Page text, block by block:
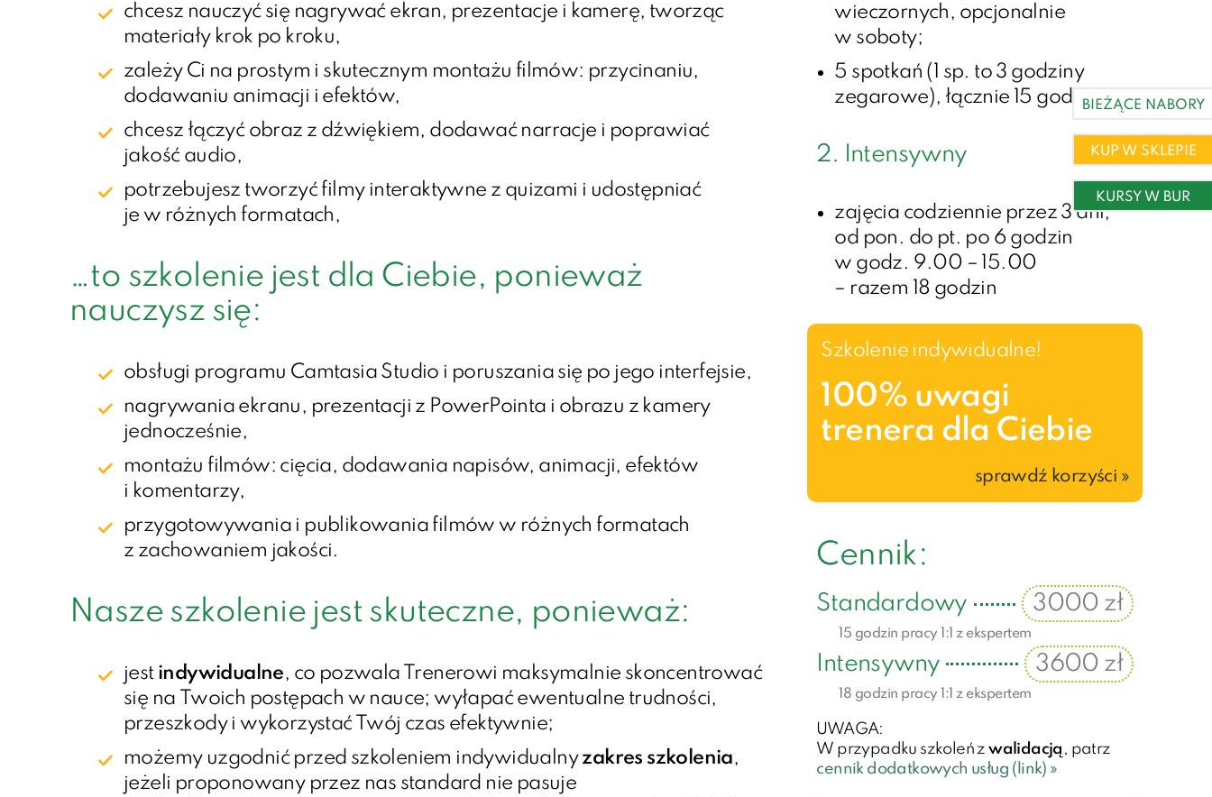
chcesz nauczyć się nagrywać ekran, prezentacje i kamerę, tworząc
materiały krok po kroku,
zależy Ci na prostym i skutecznym montażu filmów: przycinaniu,
dodawaniu animacji i efektów,
chcesz łączyć obraz z dźwiękiem, dodawać narracje i poprawiać
jakość audio,
potrzebujesz tworzyć filmy interaktywne z quizami i udostępniać
je w różnych formatach,
…to szkolenie jest dla Ciebie, ponieważ
nauczysz się:
obsługi programu Camtasia Studio i poruszania się po jego interfejsie,
nagrywania ekranu, prezentacji z PowerPointa i obrazu z kamery
jednocześnie,
montażu filmów: cięcia, dodawania napisów, animacji, efektów
i komentarzy,
przygotowywania i publikowania filmów w różnych formatach
z zachowaniem jakości.
Nasze szkolenie jest skuteczne, ponieważ:
jest indywidualne, co pozwala Trenerowi maksymalnie skoncentrować
się na Twoich postępach w nauce; wyłapać ewentualne trudności,
przeszkody i wykorzystać Twój czas efektywnie;
możemy uzgodnić przed szkoleniem indywidualnyzakres szkolenia,
jeżeli proponowany przez nas standard nie pasuje
wieczornych, opcjonalnie
w soboty;
5 spotkań (1 sp. to 3 godziny
zegarowe), łącznie 15 godzin;
2. Intensywny
zajęcia codziennie przez 3 dni,
od pon. do pt. po 6 godzin
w godz. 9.00 – 15.00
– razem 18 godzin
Szkolenie indywidualne!
100% uwagi
trenera dla Ciebie
sprawdź korzyści »
Cennik:
Standardowy 3000 zł
15 godzin pracy 1:1 z ekspertem
Intensywny 3600 zł
18 godzin pracy 1:1 z ekspertem
UWAGA:
W przypadku szkoleń zwalidacją , patrz
cennik dodatkowych usług (link) »
BIEŻĄCE NABORY
KUP W SKLEPIE
KURSY W BUR